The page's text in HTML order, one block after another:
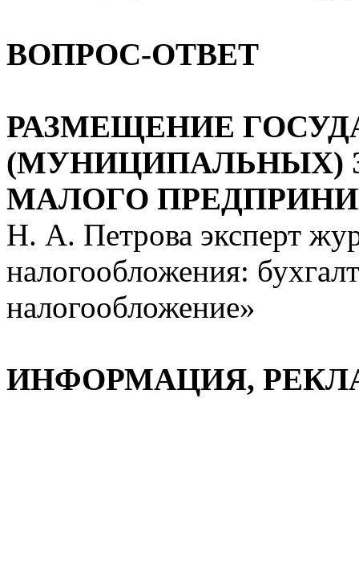
ВОПРОС-ОТВЕТ
РАЗМЕЩЕНИЕ
(МУНИЦИПАЛЬНЫХ)
МАЛОГО
Н. А. Петрова эксперт
налогообложения:
налогообложение»
ИНФОРМАЦИЯ,